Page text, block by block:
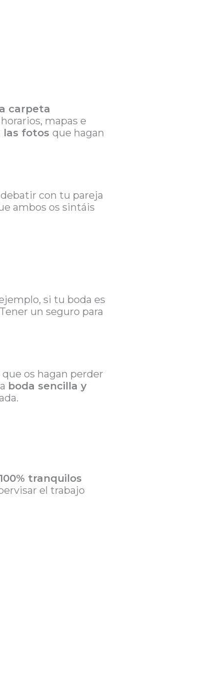
carpeta
mapas e
las fotosque hagan
con tu pareja
ambos os sintáis
si tu boda es
un seguro para
que os hagan perder
boda sencilla y
100% tranquilos
el trabajo